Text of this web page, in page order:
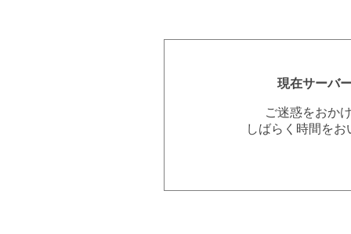
現在サーバ
ご迷惑をおか
しばらく時間を